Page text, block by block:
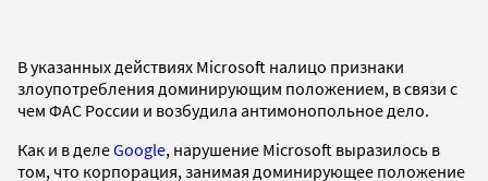
В указанных действиях Microsoft налицо признаки
злоупотребления доминирующим положением, в связи с
чем ФАС России и возбудила антимонопольное дело.
Как и в делеGoogle, нарушение Microsoft выразилось в
том, что корпорация, занимая доминирующее положение